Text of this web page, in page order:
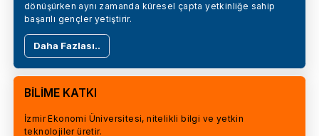
dönüşürken aynı zamanda küresel çapta yetkinliğe sahip
başarılı gençler yetiştirir.
Daha Fazlası..
BİLİME KATKI
İzmir Ekonomi Üniversitesi, nitelikli bilgi ve yetkin
teknolojiler üretir.